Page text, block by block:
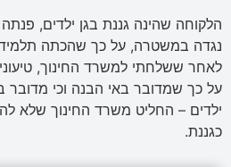
הלקוחה שהינה גננת בגן ילדים,
נגדה במשטרה, על כך שהכתה תלמיד
לאחר ששלחתי למשרד החינוך,
על כך שמדובר באי הבנה וכי מדובר
ילדים – החליט משרד החינוך שלא
כגננת.